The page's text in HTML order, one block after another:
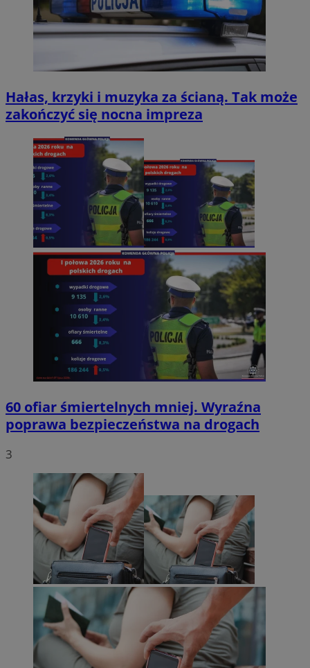
Hałas, krzyki i muzyka za ścianą. Tak może
zakończyć się nocna impreza
60 ofiar śmiertelnych mniej. Wyraźna
poprawa bezpieczeństwa na drogach
3